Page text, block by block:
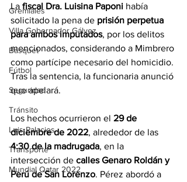
Gremiales
Villa Gobernador Gálvez
Básquet
Fútbol
Seguridad
Tránsito
Luis Palacios
Transporte
Mundial Qatar 2022
La fiscal Dra. Luisina Paponi había
solicitado la pena de prisión perpetua
para ambos imputados, por los delitos
mencionados, considerando a Mimbrero
como partícipe necesario del homicidio.
Tras la sentencia, la funcionaria anunció
que apelará.
Los hechos ocurrieron el 29 de
diciembre de 2022, alrededor de las
4:30 de la madrugada, en la
intersección de calles Genaro Roldán y
Perú de San Lorenzo. Pérez abordó a